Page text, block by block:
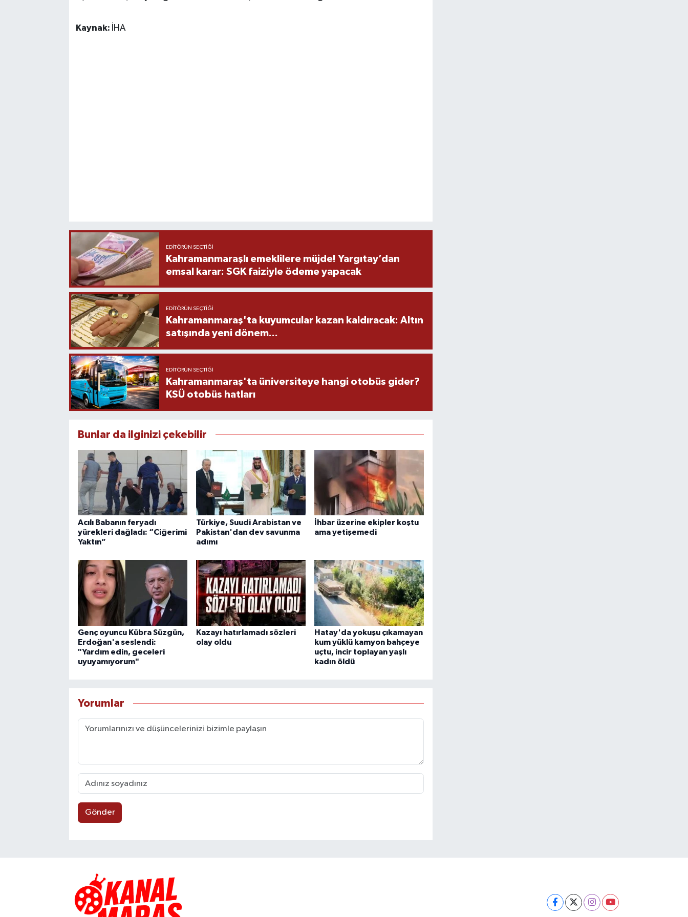
Kaynak: İHA
EDITÖRÜN SEÇTIĞI
Kahramanmaraşlı emeklilere müjde! Yargıtay’dan
emsal karar: SGK faiziyle ödeme yapacak
EDITÖRÜN SEÇTIĞI
Kahramanmaraş'ta kuyumcular kazan kaldıracak: Altın
satışında yeni dönem...
EDITÖRÜN SEÇTIĞI
Kahramanmaraş'ta üniversiteye hangi otobüs gider?
KSÜ otobüs hatları
Bunlar da ilginizi çekebilir
Acılı Babanın feryadı
yürekleri dağladı: “Ciğerimi
Yaktın”
Türkiye, Suudi Arabistan ve
Pakistan'dan dev savunma
adımı
İhbar üzerine ekipler koştu
ama yetişemedi
Genç oyuncu Kübra Süzgün,
Erdoğan'a seslendi:
"Yardım edin, geceleri
uyuyamıyorum"
Kazayı hatırlamadı sözleri
olay oldu
Hatay'da yokuşu çıkamayan
kum yüklü kamyon bahçeye
uçtu, incir toplayan yaşlı
kadın öldü
Yorumlar
Gönder